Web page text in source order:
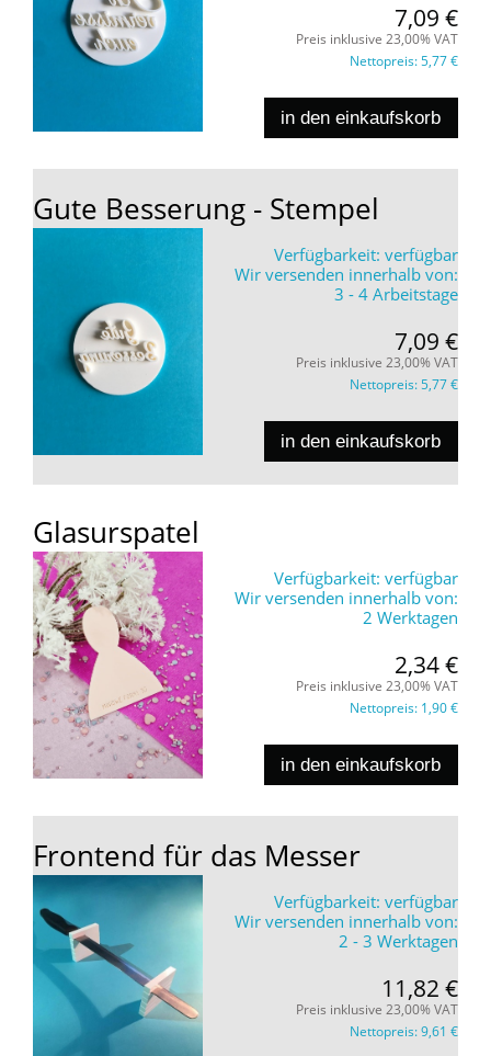
7,09 €
Preis inklusive 23,00% VAT
Nettopreis:5,77 €
in den einkaufskorb
Gute Besserung - Stempel
Verfügbarkeit: verfügbar
Wir versenden innerhalb von:
3 - 4 Arbeitstage
7,09 €
Preis inklusive 23,00% VAT
Nettopreis:5,77 €
in den einkaufskorb
Glasurspatel
Verfügbarkeit: verfügbar
Wir versenden innerhalb von:
2 Werktagen
2,34 €
Preis inklusive 23,00% VAT
Nettopreis: 1,90 €
in den einkaufskorb
Frontend für das Messer
Verfügbarkeit: verfügbar
Wir versenden innerhalb von:
2 - 3 Werktagen
11,82 €
Preis inklusive 23,00% VAT
Nettopreis:9,61 €